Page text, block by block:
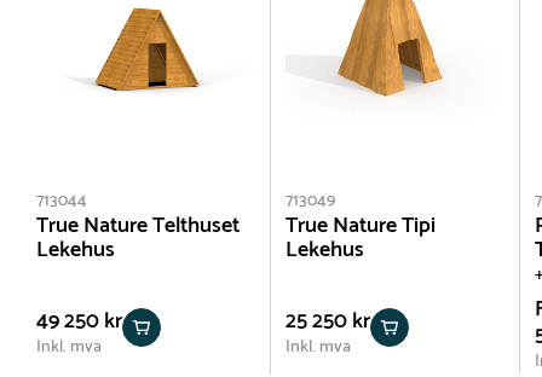
713044
True Nature Telthuset
Lekehus
49 250 kr
Inkl. mva
713049
True Nature Tipi
Lekehus
25 250 kr
Inkl. mva